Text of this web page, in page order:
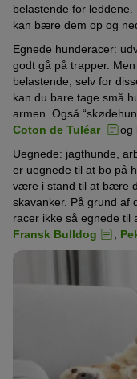
belastende for
kan bære dem op og
Egnede hunderacer:
godt gå på trapper.
belastende, selv for
kan du bare tage små
armen. Også
Coton de Tuléar
og
Uegnede: jagthunde,
er uegnede til at bo på
være i stand til at bære
skavanker. På grund af
racer ikke så egnede til
Fransk Bulldog